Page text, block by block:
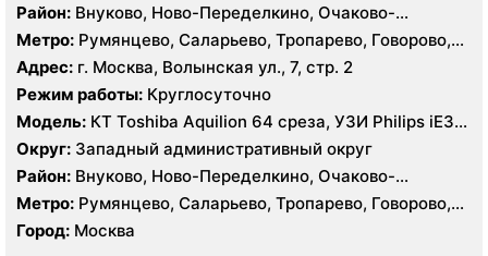
Район: Внуково, Ново-Переделкино, Очаково-
Матвеевское, Проспект Вернадского, Солнцево,
Тропарёво-Никулино
Метро: Румянцево, Саларьево, Тропарево, Говорово,
Рассказовка, Солнцево, Филатов Луг, Боровское
шоссе
Адрес: г. Москва, Волынская ул., 7, стр. 2
Режим работы: Круглосуточно
Модель: КТ Toshiba Aquilion 64 среза, УЗИ Philips iE33,
GE Logiq P6, Medison MySono U5
Округ: Западный административный округ
Район: Внуково, Ново-Переделкино, Очаково-
Матвеевское, Проспект Вернадского, Солнцево,
Тропарёво-Никулино
Метро: Румянцево, Саларьево, Тропарево, Говорово,
Рассказовка, Солнцево, Филатов Луг, Боровское
шоссе
Город: Москва